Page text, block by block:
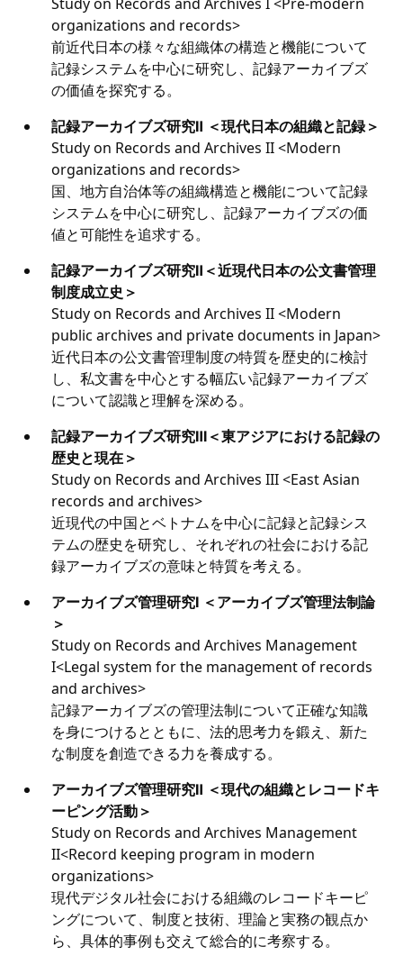
organizations and records>
前近代日本の様々な組織体の構造と機能について
記録システムを中心に研究し、記録アーカイブズ
の価値を探究する。
記録アーカイブズ研究Ⅱ ＜現代日本の組織と記録＞
Study on Records and Archives II <Modern
organizations and records>
国、地方自治体等の組織構造と機能について記録
システムを中心に研究し、記録アーカイブズの価
値と可能性を追求する。
記録アーカイブズ研究Ⅱ＜近現代日本の公文書管理
制度成立史＞
Study on Records and Archives II <Modern
public archives and private documents in Japan>
近代日本の公文書管理制度の特質を歴史的に検討
し、私文書を中心とする幅広い記録アーカイブズ
について認識と理解を深める。
記録アーカイブズ研究Ⅲ＜東アジアにおける記録の
歴史と現在＞
Study on Records and Archives III <East Asian
records and archives>
近現代の中国とベトナムを中心に記録と記録シス
テムの歴史を研究し、それぞれの社会における記
録アーカイブズの意味と特質を考える。
アーカイブズ管理研究Ⅰ ＜アーカイブズ管理法制論
＞
Study on Records and Archives Management
I<Legal system for the management of records
and archives>
記録アーカイブズの管理法制について正確な知識
を身につけるとともに、法的思考力を鍛え、新た
な制度を創造できる力を養成する。
アーカイブズ管理研究Ⅱ ＜現代の組織とレコードキ
ーピング活動＞
Study on Records and Archives Management
II<Record keeping program in modern
organizations>
現代デジタル社会における組織のレコードキーピ
ングについて、制度と技術、理論と実務の観点か
ら、具体的事例も交えて総合的に考察する。